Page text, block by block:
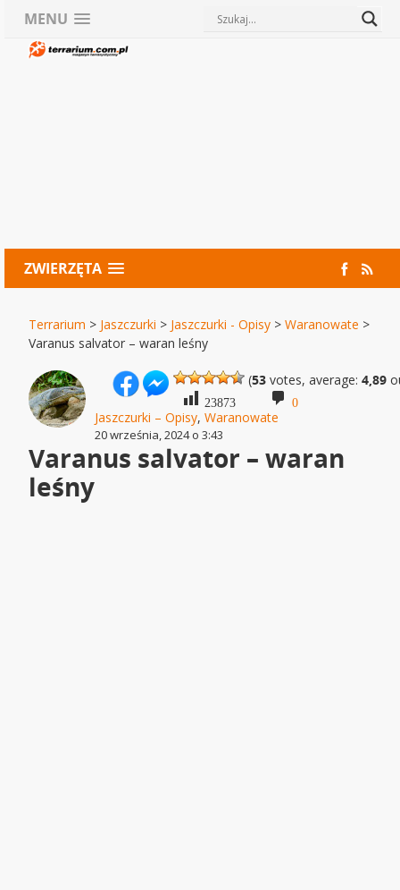
MENU
ZWIERZĘTA
Terrarium > Jaszczurki > Jaszczurki - Opisy >Waranowate >
Varanus salvator – waran leśny
(53 votes, average:4,89
23873 0
Jaszczurki – Opisy,Waranowate
20 września, 2024 o 3:43
Varanus salvator – waran
leśny